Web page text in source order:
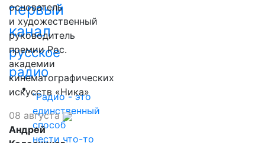
первый
канал
русское
радио
"Радио - это
единственный
способ
нести что-то
основатель
и художественный
руководитель
премии Рос.
академии
кинематографических
искусств «Ника»
08 августа
Андрей